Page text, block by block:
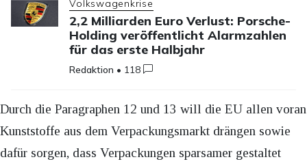
Volkswagenkrise
2,2 Milliarden Euro Verlust: Porsche-
Holding veröffentlicht Alarmzahlen
für das erste Halbjahr
Redaktion • 118
Durch die Paragraphen 12 und 13 will die EU allen voran
Kunststoffe aus dem Verpackungsmarkt drängen sowie
dafür sorgen, dass Verpackungen sparsamer gestaltet